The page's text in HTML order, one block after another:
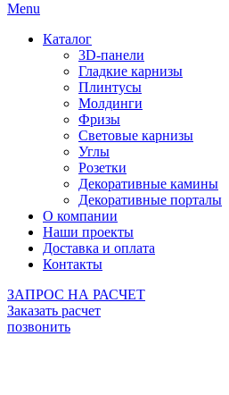
Menu
Каталог
3D-панели
Гладкие карнизы
Плинтусы
Молдинги
Фризы
Световые карнизы
Углы
Розетки
Декоративные камины
Декоративные порталы
О компании
Наши проекты
Доставка и оплата
Контакты
ЗАПРОС НА РАСЧЕТ
Заказать расчет
позвонить